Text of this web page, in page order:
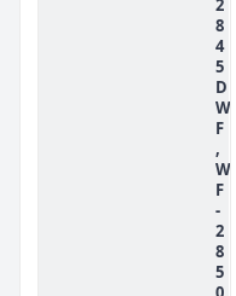
2
8
4
5
D
W
F
,
W
F
-
2
8
5